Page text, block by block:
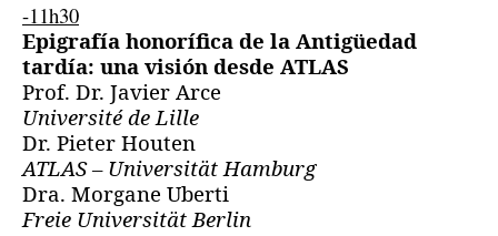
-11h30
Epigrafía honorífica de la Antigüedad
tardía: una visión desde ATLAS
Prof. Dr. Javier Arce
Université de Lille
Dr. Pieter Houten
ATLAS – Universität Hamburg
Dra. Morgane Uberti
Freie Universität Berlin